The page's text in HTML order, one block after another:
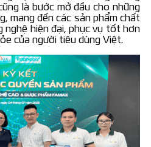
là bước mở đầu cho những
mang đến các sản phẩm chất
nghệ hiện đại, phục vụ tốt hơn
của người tiêu dùng Việt.